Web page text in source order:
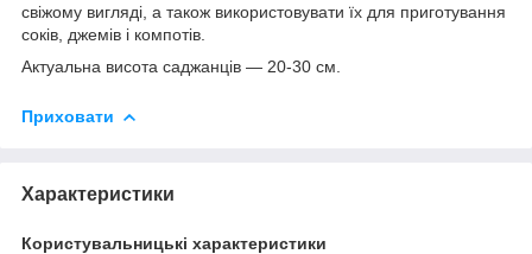
свіжому вигляді, а також використовувати їх для приготування
соків, джемів і компотів.
Актуальна висота саджанців — 20-30 см.
Приховати
Характеристики
Користувальницькі характеристики